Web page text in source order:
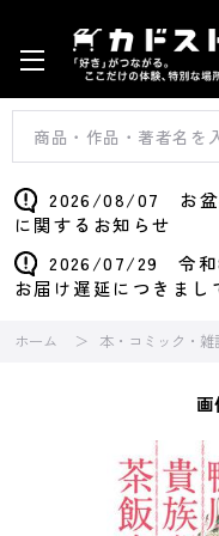
2026/08/07 お盆
に関するお知らせ
2026/07/29 令和
お届け遅延につきまし
ホーム 本・コミック・雑
画